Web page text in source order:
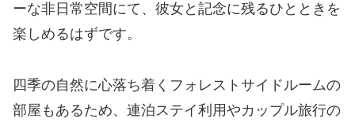
ーな非日常空間にて、彼女と記念に残るひとときを
楽しめるはずです。
四季の自然に心落ち着くフォレストサイドルームの
部屋もあるため、連泊ステイ利用やカップル旅行の